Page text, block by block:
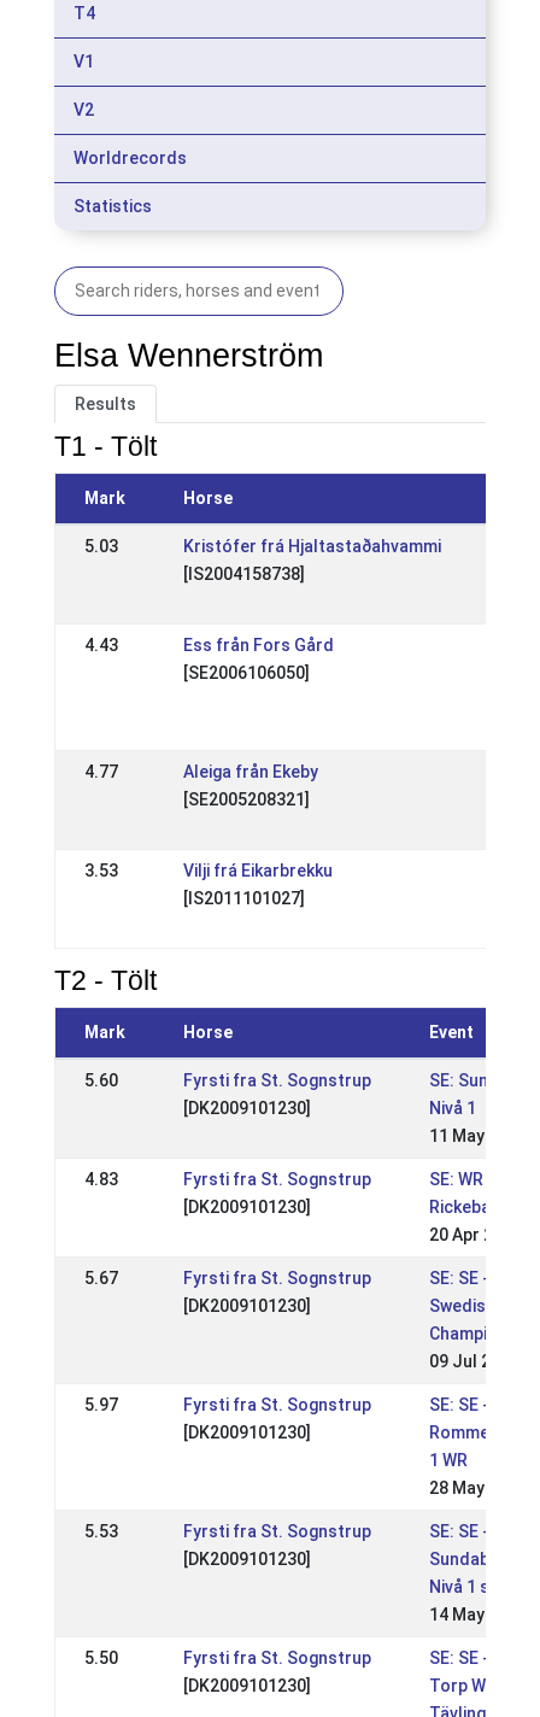
T4
V1
V2
Worldrecords
Statistics
Elsa Wennerström
Results
T1 - Tölt
Mark Horse
5.03
Kristófer frá Hjaltastaðahvammi
[IS2004158738]
4.43
Ess från Fors Gård
[SE2006106050]
4.77
Aleiga från Ekeby
[SE2005208321]
3.53
Vilji frá Eikarbrekku
[IS2011101027]
T2 - Tölt
Mark Horse Event
5.60
Fyrsti fra St. Sognstrup
[DK2009101230]
SE:
Nivå 1
11 May 2025
4.83
Fyrsti fra St. Sognstrup
[DK2009101230]
SE: WR på
Rickebasta
20 Apr 2024
5.67
Fyrsti fra St. Sognstrup
[DK2009101230]
SE: SE -
Swedish
09 Jul 2023
5.97
Fyrsti fra St. Sognstrup
[DK2009101230]
SE: SE -
Rommeis nivå
1 WR
28 May 2023
5.53
Fyrsti fra St. Sognstrup
[DK2009101230]
SE: SE -
Sundabakki
Nivå 1 sport
14 May 2023
5.50
Fyrsti fra St. Sognstrup
[DK2009101230]
SE: SE -
Torp WR-